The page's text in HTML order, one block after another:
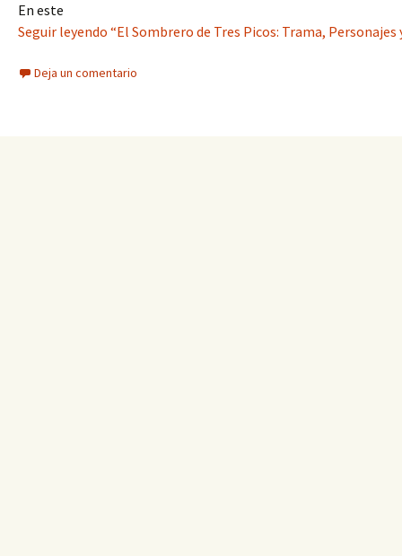
En este
Seguir leyendo “El Sombrero de Tres Picos: Trama,
Deja un comentario